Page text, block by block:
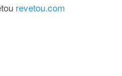
revetou.com